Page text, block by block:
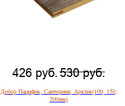
426 руб.530 руб.
Добор Пацифик, Санторини, Арктик(100, 150,
200мм)